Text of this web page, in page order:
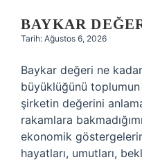
BAYKAR
Tarih: Ağustos 6, 2026
Baykar değeri ne
büyüklüğünü
şirketin değerini
rakamlara
ekonomik
hayatları, umutları,